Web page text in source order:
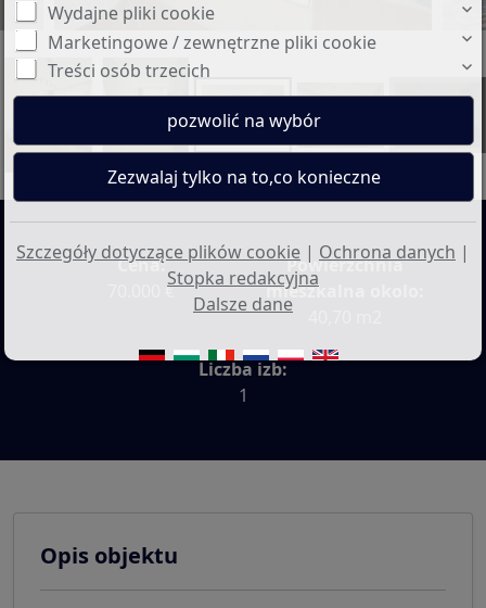
Cena:
70.000 €
Powierzchnia
mieszkalna okolo:
Liczba izb:
1
Opis objektu
Wydajne pliki cookie
Marketingowe / zewnętrzne pliki cookie
Treści osób trzecich
Szczegóły dotyczące plików cookie | Ochrona danych |
Stopka redakcyjna
Dalsze dane